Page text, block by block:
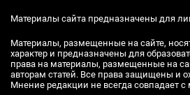
Материалы сайта предназначены для
Материалы, размещенные на сайте,
характер и предназначены для
права на материалы, размещенные на
авторам статей. Все права защищены и
Мнение редакции не всегда совпадает с